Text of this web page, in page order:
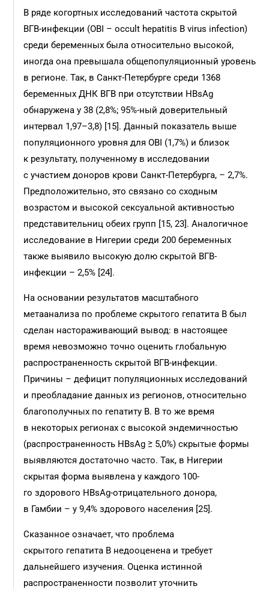
В ряде когортных исследований частота скрытой
ВГВ-инфекции (OBI – occult hepatitis B virus infection)
среди беременных была относительно высокой,
иногда она превышала общепопуляционный уровень
в регионе. Так, в Санкт-Петербурге среди 1368
беременных ДНК ВГВ при отсутствии HBsAg
обнаружена у 38 (2,8%; 95%-ный доверительный
интервал 1,97–3,8) [15]. Данный показатель выше
популяционного уровня для OBI (1,7%) и близок
к результату, полученному в исследовании
с участием доноров крови Санкт-Петербурга, – 2,7%.
Предположительно, это связано со сходным
возрастом и высокой сексуальной активностью
представительниц обеих групп [15, 23]. Аналогичное
исследование в Нигерии среди 200 беременных
также выявило высокую долю скрытой ВГВ-
инфекции – 2,5% [24].
На основании результатов масштабного
метаанализа по проблеме скрытого гепатита B был
сделан настораживающий вывод: в настоящее
время невозможно точно оценить глобальную
распространенность скрытой ВГВ-инфекции.
Причины – дефицит популяционных исследований
и преобладание данных из регионов, относительно
благополучных по гепатиту В. В то же время
в некоторых регионах с высокой эндемичностью
(распространенность HBsAg ≥ 5,0%) скрытые формы
выявляются достаточно часто. Так, в Нигерии
скрытая форма выявлена у каждого 100-
го здорового HBsAg-отрицательного донора,
в Гамбии – у 9,4% здорового населения [25].
Сказанное означает, что проблема
скрытого гепатита B недооценена и требует
дальнейшего изучения. Оценка истинной
распространенности позволит уточнить